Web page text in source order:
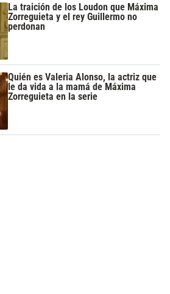
La traición de los Loudon que Máxima
Zorreguieta y el rey Guillermo no
perdonan
Quién es Valeria Alonso, la actriz que
le da vida a la mamá de Máxima
Zorreguieta en la serie